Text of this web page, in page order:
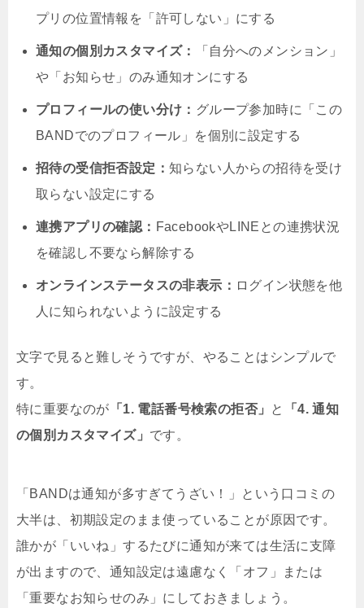
プリの位置情報を「許可しない」にする
通知の個別カスタマイズ：
「自分へのメンション」
や「お知らせ」のみ通知オンにする
プロフィールの使い分け： グループ参加時に「この
BANDでのプロフィール」を個別に設定する
招待の受信拒否設定： 知らない人からの招待を受け
取らない設定にする
連携アプリの確認： FacebookやLINEとの連携状況
を確認し不要なら解除する
オンラインステータスの非表示： ログイン状態を他
人に知られないように設定する
文字で見ると難しそうですが、やることはシンプルで
す。
特に重要なのが 「1. 電話番号検索の拒否」 と
「4. 通知
の個別カスタマイズ」 です。
「BANDは通知が多すぎてうざい！」という口コミの
大半は、初期設定のまま使っていることが原因です。
誰かが「いいね」するたびに通知が来ては生活に支障
が出ますので、通知設定は遠慮なく「オフ」または
「重要なお知らせのみ」にしておきましょう。